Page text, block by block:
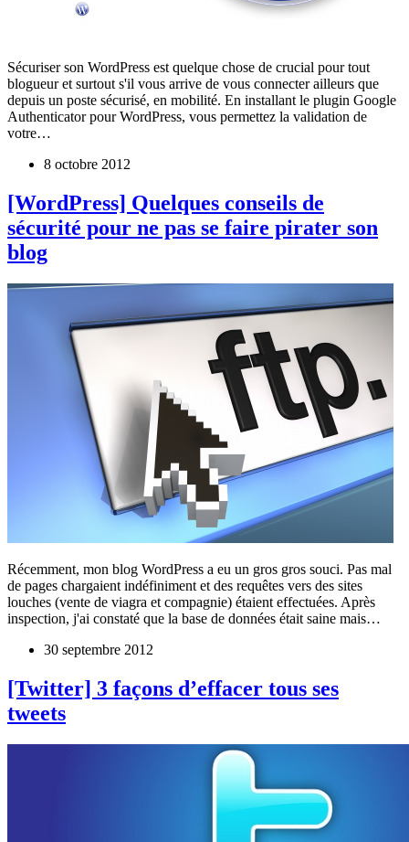
Sécuriser son WordPress est quelque chose de crucial pour tout
blogueur et surtout s'il vous arrive de vous connecter ailleurs que
depuis un poste sécurisé, en mobilité. En installant le plugin Google
Authenticator pour WordPress, vous permettez la validation de
votre…
8 octobre 2012
[WordPress] Quelques conseils de
sécurité pour ne pas se faire pirater son
blog
Récemment, mon blog WordPress a eu un gros gros souci. Pas mal
de pages chargaient indéfiniment et des requêtes vers des sites
louches (vente de viagra et compagnie) étaient effectuées. Après
inspection, j'ai constaté que la base de données était saine mais…
30 septembre 2012
[Twitter] 3 façons d’effacer tous ses
tweets